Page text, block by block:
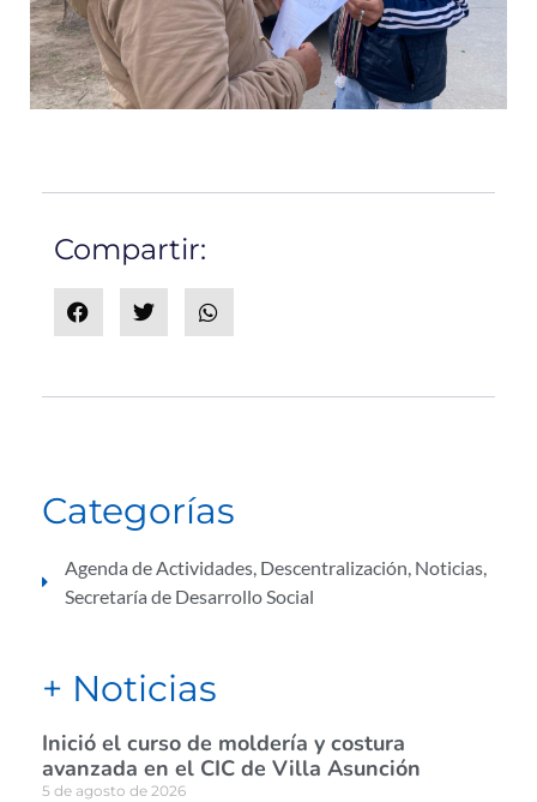
Compartir:
Categorías
Agenda de Actividades, Descentralización, Noticias,
Secretaría de Desarrollo Social
+ Noticias
Inició el curso de moldería y costura
avanzada en el CIC de Villa Asunción
5 de agosto de 2026